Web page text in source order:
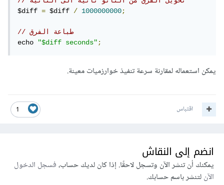
$diff = $diff / 1000000000;
echo "$diff seconds";
يمكن استعماله لمقارنة سرعة تنفيذ خوارزميات معينة.
1 اقتباس
انضم إلى النقاش
يمكنك أن تنشر الآن وتسجل لاحقًا. إذا كان لديك حساب،فسجل الدخول
الآنلتنشر باسم حسابك.